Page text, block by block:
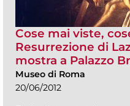
Cose mai viste,
Resurrezione di
mostra a Palazzo
Museo di Roma
20/06/2012